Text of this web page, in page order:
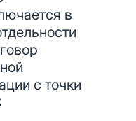
в
с точки